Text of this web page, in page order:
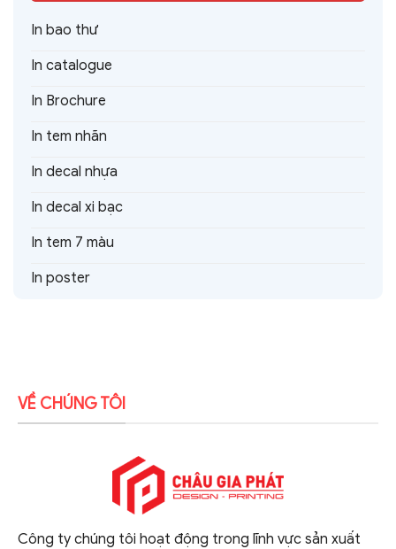
In bao thư
In catalogue
In Brochure
In tem nhãn
In decal nhựa
In decal xi bạc
In tem 7 màu
In poster
VỀ CHÚNG TÔI
Công ty chúng tôi hoạt động trong lĩnh vực sản xuất